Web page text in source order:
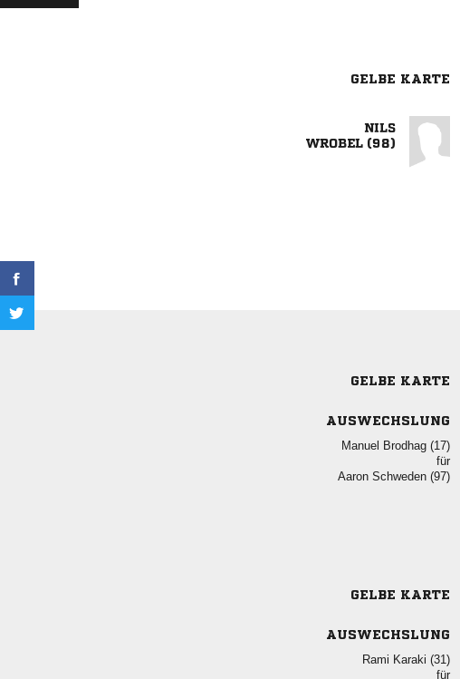
GELBE KARTE

 
GELBE KARTE
AUSWECHSLUNG
  
für
  
GELBE KARTE
AUSWECHSLUNG
  
für